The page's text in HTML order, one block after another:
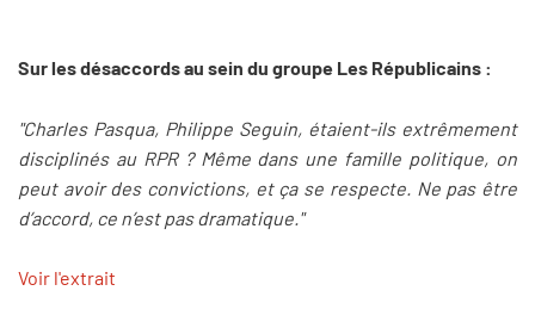
Sur les désaccords au sein du groupe Les Républicains :
"Charles Pasqua, Philippe Seguin, étaient-ils extrêmement
disciplinés au RPR ? Même dans une famille politique, on
peut avoir des convictions, et ça se respecte. Ne pas être
d’accord, ce n’est pas dramatique."
Voir l'extrait